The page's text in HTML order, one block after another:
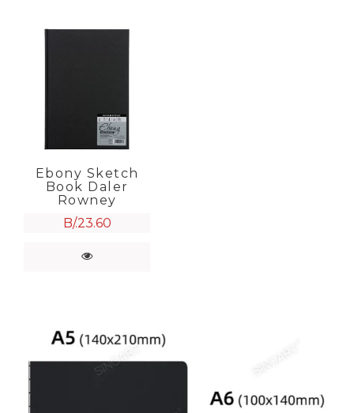
Ebony Sketch
Book Daler
Rowney
B/.23.60